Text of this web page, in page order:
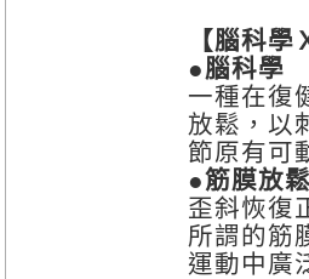
【腦科
●腦科學
一種在復
放鬆，以
節原有可
●筋膜放
歪斜恢復
所謂的筋
運動中廣